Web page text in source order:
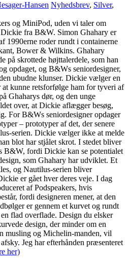
Hansen Nyhedsbrev, Silver,
og MiniPod, uden vi taler om
fra B&W. Simon Ghahary er
1990erne roder rundt i containerne
Bower & Wilkins. Ghahary
på skrottede højttalerdele, som han
opdaget, og B&Ws seniordesigner,
ubudne klunser. Dickie vælger en
kunne retsforfølge ham for tyveri af
Ghaharys dør, og den unge
over, at Dickie aflægger besøg,
For B&Ws seniordesigner opdager
– prototyper af det, der senere
serien. Dickie vælger ikke at melde
blot har stjålet skrot. I stedet bliver
B&W, fordi Dickie kan se potentialet
som Ghahary har udviklet. Et
og Nautilus-serien bliver
er gået hver deres veje. I dag
af Podspeakers, hvis
fordi designeren mener, at den
er gennem et kurvet og rundt
flad overflade. Design du elsker
design, der minder om en
musling og Michelin-manden, vil
Jeg har efterhånden præsenteret
her)